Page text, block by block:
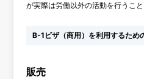
が実際は労働以外の活動を行うこ
B-1ビザ（商用）を利用するため
販売